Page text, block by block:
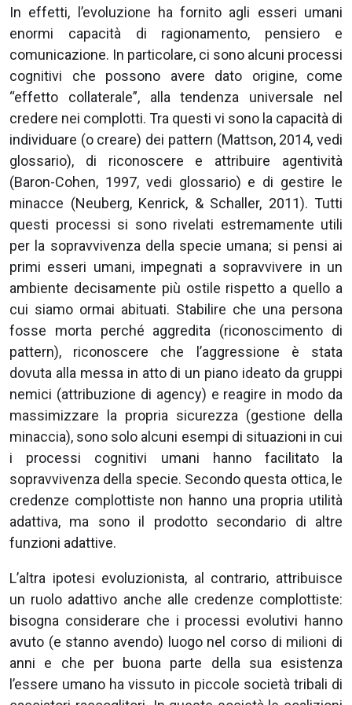
In effetti, l’evoluzione ha fornito agli esseri umani
enormi capacità di ragionamento, pensiero e
comunicazione. In particolare, ci sono alcuni processi
cognitivi che possono avere dato origine, come
“effetto collaterale”, alla tendenza universale nel
credere nei complotti. Tra questi vi sono la capacità di
individuare (o creare) dei pattern (Mattson, 2014, vedi
glossario), di riconoscere e attribuire agentività
(Baron-Cohen, 1997, vedi glossario) e di gestire le
minacce (Neuberg, Kenrick, & Schaller, 2011). Tutti
questi processi si sono rivelati estremamente utili
per la sopravvivenza della specie umana; si pensi ai
primi esseri umani, impegnati a sopravvivere in un
ambiente decisamente più ostile rispetto a quello a
cui siamo ormai abituati. Stabilire che una persona
fosse morta perché aggredita (riconoscimento di
pattern), riconoscere che l’aggressione è stata
dovuta alla messa in atto di un piano ideato da gruppi
nemici (attribuzione di agency) e reagire in modo da
massimizzare la propria sicurezza (gestione della
minaccia), sono solo alcuni esempi di situazioni in cui
i processi cognitivi umani hanno facilitato la
sopravvivenza della specie. Secondo questa ottica, le
credenze complottiste non hanno una propria utilità
adattiva, ma sono il prodotto secondario di altre
funzioni adattive.
L’altra ipotesi evoluzionista, al contrario, attribuisce
un ruolo adattivo anche alle credenze complottiste:
bisogna considerare che i processi evolutivi hanno
avuto (e stanno avendo) luogo nel corso di milioni di
anni e che per buona parte della sua esistenza
l’essere umano ha vissuto in piccole società tribali di